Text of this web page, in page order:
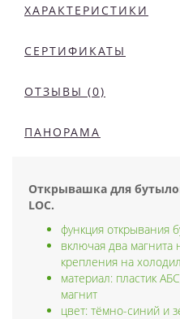
ХАРАКТЕРИСТИКИ
СЕРТИФИКАТЫ
ОТЗЫВЫ (0)
ПАНОРАМА
Открывашка для
LOC.
функция открывания
включая два магнита
крепления на
материал: пластик
магнит
цвет: тёмно-синий и